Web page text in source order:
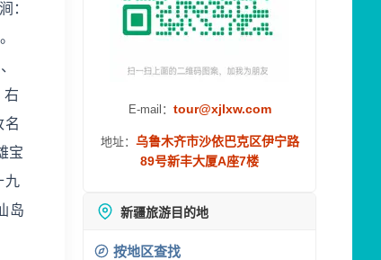
：
右
名
宝
九
岛
E-mail： tour@xjlxw.com
地址： 乌鲁木齐市沙依巴克区伊宁路
89号新丰大厦A座7楼
新疆旅游目的地
按地区查找